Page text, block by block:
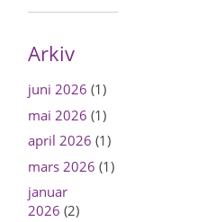
Arkiv
juni 2026 (1)
mai 2026 (1)
april 2026 (1)
mars 2026 (1)
januar
2026 (2)